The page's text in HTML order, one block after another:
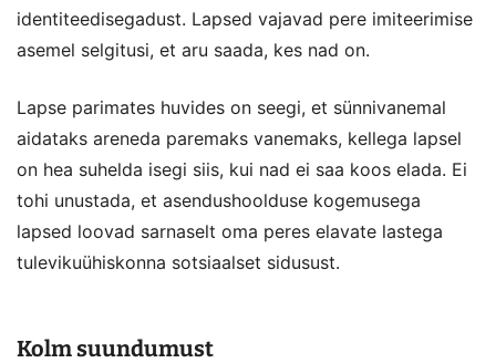
identiteedisegadust. Lapsed vajavad pere imiteerimise
asemel selgitusi, et aru saada, kes nad on.
Lapse parimates huvides on seegi, et sünnivanemal
aidataks areneda paremaks vanemaks, kellega lapsel
on hea suhelda isegi siis, kui nad ei saa koos elada. Ei
tohi unustada, et asendushoolduse kogemusega
lapsed loovad sarnaselt oma peres elavate lastega
tulevikuühiskonna sotsiaalset sidusust.
Kolm suundumust